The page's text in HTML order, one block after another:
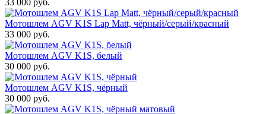
33 000 руб.
Мотошлем AGV K1S Lap Matt, чёрный/серый/красный
33 000 руб.
Мотошлем AGV K1S, белый
30 000 руб.
Мотошлем AGV K1S, чёрный
30 000 руб.